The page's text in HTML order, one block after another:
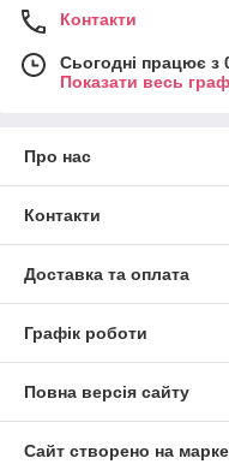
Контакти
Сьогодні працює з
Показати весь
Про нас
Контакти
Доставка та оплата
Графік роботи
Повна версія сайту
Сайт створено на